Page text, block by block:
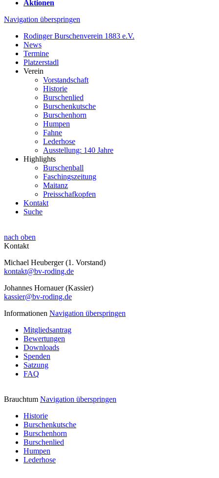
Aktionen
Navigation überspringen
Rodinger Burschenverein 1883 e.V.
News
Termine
Platzerstadl
Verein
Vorstandschaft
Historie
Burschenlied
Burschenkutsche
Burschenhorn
Humpen
Fahne
Lederhose
Ausstellung: 140 Jahre
Highlights
Burschenball
Faschingszeitung
Maitanz
Preisschafkopfen
Kontakt
Suche
nach oben
Kontakt
Michael Heuberger (1. Vorstand)
kontakt@bv-roding.de
Johannes Hornauer (Kassier)
kassier@bv-roding.de
Informationen Navigation überspringen
Mitgliedsantrag
Bewertungen
Downloads
Spenden
Satzung
FAQ
Brauchtum Navigation überspringen
Historie
Burschenkutsche
Burschenhorn
Burschenlied
Humpen
Lederhose